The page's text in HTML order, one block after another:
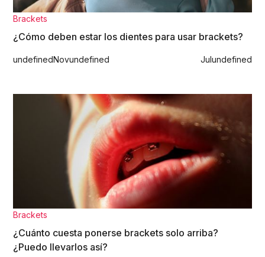
Brackets
¿Cómo deben estar los dientes para usar brackets?
undefinedNovundefined Julundefined
Brackets
¿Cuánto cuesta ponerse brackets solo arriba?
¿Puedo llevarlos así?